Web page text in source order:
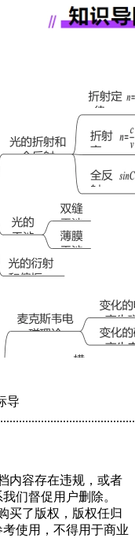
导
内容存在违规，或者
们督促用户删除。
买了版权，版权任归
使用，不得用于商业